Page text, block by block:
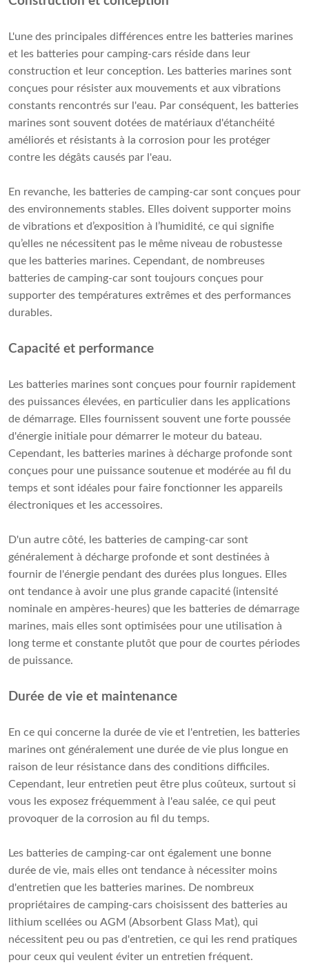
L'une des principales différences entre les batteries marines
et les batteries pour camping-cars réside dans leur
construction et leur conception. Les batteries marines sont
conçues pour résister aux mouvements et aux vibrations
constants rencontrés sur l'eau. Par conséquent, les batteries
marines sont souvent dotées de matériaux d'étanchéité
améliorés et résistants à la corrosion pour les protéger
contre les dégâts causés par l'eau.
En revanche, les batteries de camping-car sont conçues pour
des environnements stables. Elles doivent supporter moins
de vibrations et d’exposition à l’humidité, ce qui signifie
qu’elles ne nécessitent pas le même niveau de robustesse
que les batteries marines. Cependant, de nombreuses
batteries de camping-car sont toujours conçues pour
supporter des températures extrêmes et des performances
durables.
Capacité et performance
Les batteries marines sont conçues pour fournir rapidement
des puissances élevées, en particulier dans les applications
de démarrage. Elles fournissent souvent une forte poussée
d'énergie initiale pour démarrer le moteur du bateau.
Cependant, les batteries marines à décharge profonde sont
conçues pour une puissance soutenue et modérée au fil du
temps et sont idéales pour faire fonctionner les appareils
électroniques et les accessoires.
D'un autre côté, les batteries de camping-car sont
généralement à décharge profonde et sont destinées à
fournir de l'énergie pendant des durées plus longues. Elles
ont tendance à avoir une plus grande capacité (intensité
nominale en ampères-heures) que les batteries de démarrage
marines, mais elles sont optimisées pour une utilisation à
long terme et constante plutôt que pour de courtes périodes
de puissance.
Durée de vie et maintenance
En ce qui concerne la durée de vie et l'entretien, les batteries
marines ont généralement une durée de vie plus longue en
raison de leur résistance dans des conditions difficiles.
Cependant, leur entretien peut être plus coûteux, surtout si
vous les exposez fréquemment à l'eau salée, ce qui peut
provoquer de la corrosion au fil du temps.
Les batteries de camping-car ont également une bonne
durée de vie, mais elles ont tendance à nécessiter moins
d'entretien que les batteries marines. De nombreux
propriétaires de camping-cars choisissent des batteries au
lithium scellées ou AGM (Absorbent Glass Mat), qui
nécessitent peu ou pas d'entretien, ce qui les rend pratiques
pour ceux qui veulent éviter un entretien fréquent.